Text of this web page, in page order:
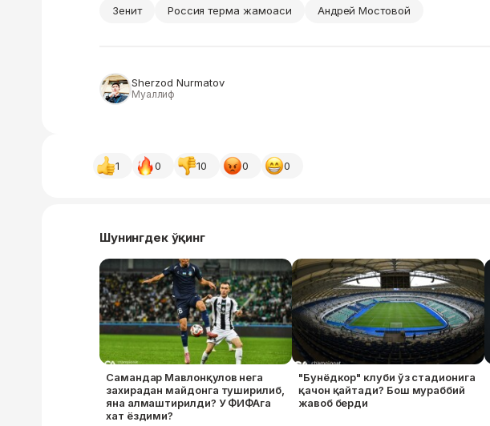
Зенит Россия терма жамоаси Андрей Мостовой
Sherzod Nurmatov
Муаллиф
1 0 10 0 0
Шунингдек ўқинг
Самандар Мавлонқулов нега
захирадан майдонга туширилиб,
яна алмаштирилди? У ФИФАга
хат ёздими?
"Бунёдкор" клуби ўз стадионига
қачон қайтади? Бош мураббий
жавоб берди